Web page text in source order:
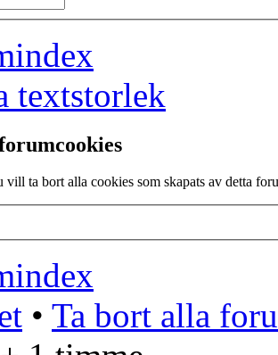
textstorlek
vill ta bort alla cookies som skapats av detta
• Ta bort alla